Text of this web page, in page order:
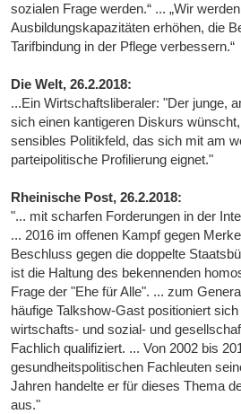
sozialen Frage werden.“ ... „Wir
Ausbildungskapazitäten erhöhen, die
Tarifbindung in der Pflege verbessern.“
Die Welt, 26.2.2018:
...Ein Wirtschaftsliberaler: "Der junge,
sich einen kantigeren Diskurs
sensibles Politikfeld, das sich mit am
parteipolitische Profilierung eignet."
Rheinische Post, 26.2.2018:
"... mit scharfen Forderungen in der
... 2016 im offenen Kampf gegen
Beschluss gegen die doppelte
ist die Haltung des bekennenden
Frage der "Ehe für Alle". ... zum
häufige Talkshow-Gast positioniert
wirtschafts- und sozial- und
Fachlich qualifiziert. ... Von 2002 bis
gesundheitspolitischen Fachleuten
Jahren handelte er für dieses Thema
aus."